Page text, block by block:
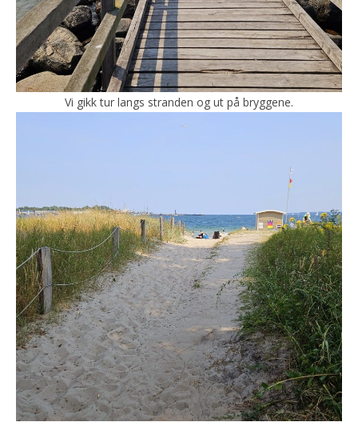
Vi gikk tur langs stranden og ut på bryggene.